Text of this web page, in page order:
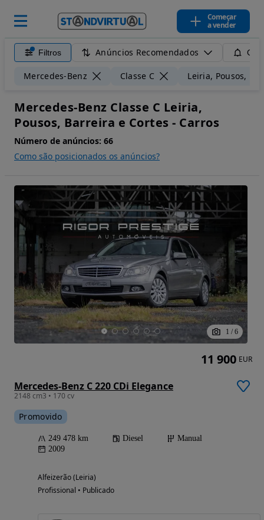
Começar
a vender
Filtros Anúncios Recomendados
Mercedes-Benz Classe C Leiria, Pousos,
Mercedes-Benz Classe C Leiria,
Pousos, Barreira e Cortes - Carros
Número de anúncios: 66
Como são posicionados os anúncios?
1 / 6
Mercedes-Benz C 220 CDi Elegance
2148 cm3 • 170 cv
Promovido
249 478 km Diesel
Manual
2009
Alfeizerão (Leiria)
Profissional • Publicado
11 900 EUR